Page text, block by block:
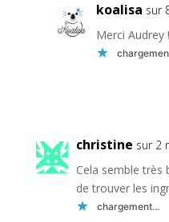
koalisa sur
Merci Audrey
christine sur 2
Cela semble très
de trouver les
chargement…